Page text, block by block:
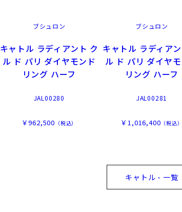
ブシュロン
キャトル ラディアント ク
ル ド パリ ダイヤモンド
リング ハーフ
JAL00280
￥962,500 （税込）
ブシュロン
キャトル ラディア
ル ド パリ ダイヤ
リング ハーフ
JAL00281
￥1,016,400 （税込）
キャトル - 一覧